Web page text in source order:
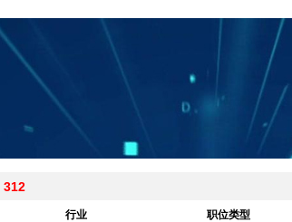
312
行业 职位类型